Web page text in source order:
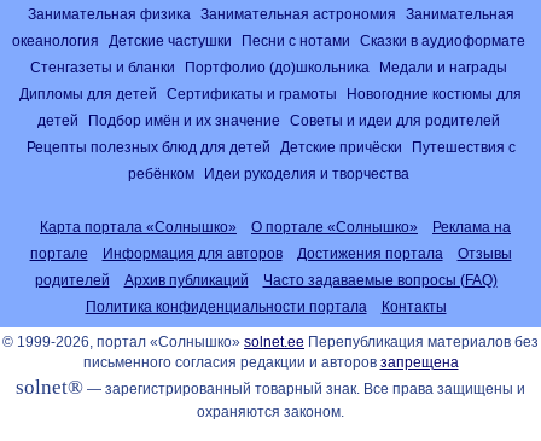
Занимательная физика
Занимательная астрономия
Занимательная
океанология
Детские частушки Песни с нотами
Сказки в аудиоформате
Стенгазеты и бланки
Портфолио (до)школьника
Медали и награды
Дипломы для детей
Сертификаты и грамоты
Новогодние костюмы для
детей
Подбор имён и их значение
Советы и идеи для родителей
Рецепты полезных блюд для детей
Детские причёски
Путешествия с
ребёнком
Идеи рукоделия и творчества
Карта портала «Солнышко» О портале «Солнышко»
Реклама на
портале
Информация для авторов Достижения портала
Отзывы
родителей
Архив публикаций
Часто задаваемые вопросы (FAQ)
Политика конфиденциальности портала
Контакты
© 1999-2026, портал «Солнышко» solnet.ee Перепубликация материалов без
письменного согласия редакции и авторов запрещена
solnet® — зарегистрированный товарный знак. Все права защищены и
охраняются законом.